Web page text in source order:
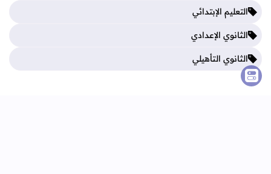
التعليم الإبتدائي
الثانوي الإعدادي
الثانوي التأهيلي